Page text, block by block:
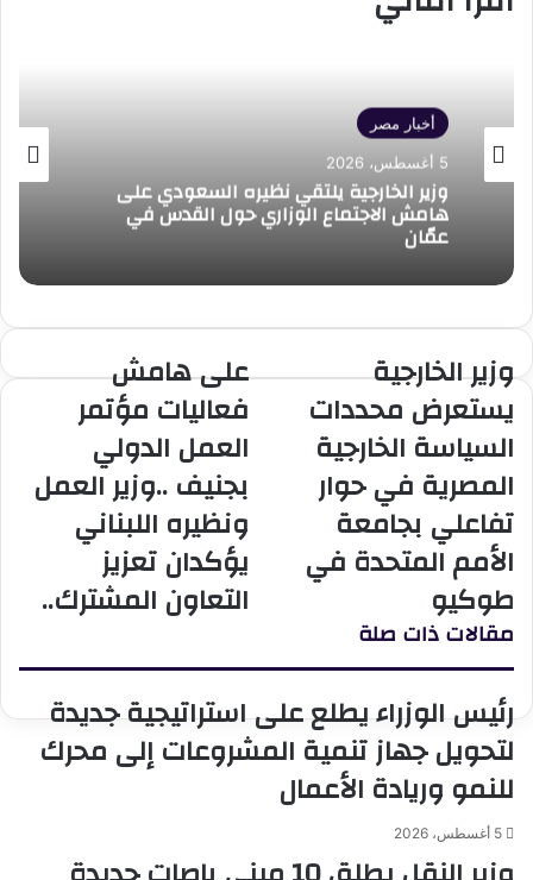
أخبار مصر
5 أغسطس، 2026
وزير الخارجية يلتقي نظيره السعودي على
هامش الاجتماع الوزاري حول القدس في
عمّان
وزير
الخارجية
يستعرض
محددات
السياسة
الخارجية
المصرية
في
حوار
تفاعلي
بجامعة
الأمم
المتحدة
طوكيو
وزير الخارجية
يستعرض محددات
السياسة الخارجية
المصرية في حوار
تفاعلي بجامعة
الأمم المتحدة في
طوكيو
على
هامش
فعاليات
مؤتمر
الدولي
بجنيف
..وزير
العمل
ونظيره
اللبناني
تعزيز
المشترك..
على هامش
فعاليات مؤتمر
العمل الدولي
بجنيف ..وزير العمل
ونظيره اللبناني
يؤكدان تعزيز
التعاون المشترك..
مقالات ذات صلة
رئيس الوزراء يطلع على استراتيجية جديدة
لتحويل جهاز تنمية المشروعات إلى محرك
للنمو وريادة الأعمال
5 أغسطس، 2026